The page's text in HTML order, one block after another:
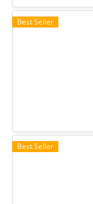
Best Seller
Best Seller